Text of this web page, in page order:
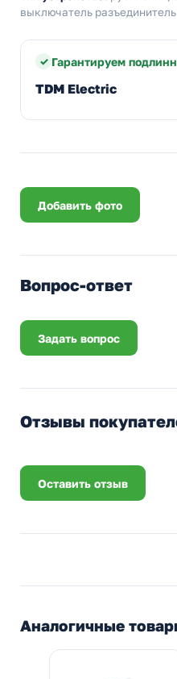
выключатель разъединитель
Гарантируем
TDM Electric
Добавить фото
Вопрос-ответ
Задать вопрос
Отзывы
Оставить отзыв
Аналогичные